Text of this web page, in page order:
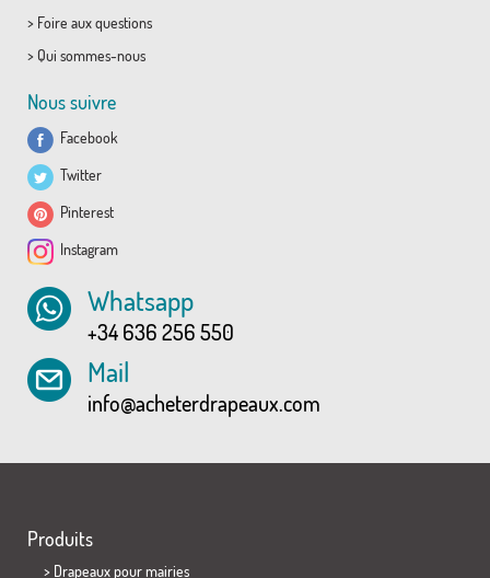
> Foire aux questions
> Qui sommes-nous
Nous suivre
Facebook
Twitter
Pinterest
Instagram
Whatsapp
+34 636 256 550
Mail
info@acheterdrapeaux.com
Produits
> Drapeaux pour mairies